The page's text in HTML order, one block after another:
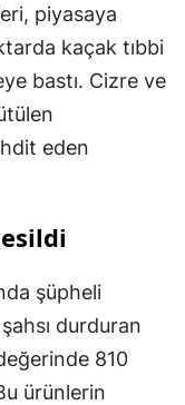
piyasaya
kaçak tıbbi
bastı. Cizre ve
eden
şüpheli
durduran
810
ürünlerin